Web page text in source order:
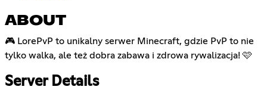
ABOUT
🎮 LorePvP to unikalny serwer Minecraft, gdzie PvP to nie
tylko walka, ale też dobra zabawa i zdrowa rywalizacja! 🩷
Server Details